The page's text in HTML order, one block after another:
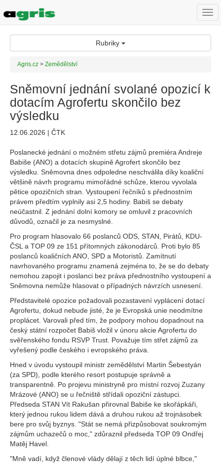
Rubriky
Agris.cz > Zemědělství
Sněmovní jednání svolané opozicí k
dotacím Agrofertu skončilo bez
výsledku
12.06.2026 | ČTK
Poslanecké jednání o možném střetu zájmů premiéra Andreje
Babiše (ANO) a dotacích skupině Agrofert skončilo bez
výsledku. Sněmovna dnes odpoledne neschválila díky koaliční
většině návrh programu mimořádné schůze, kterou vyvolala
pětice opozičních stran. Vystoupení řečníků s přednostním
právem předtím vyplnily asi 2,5 hodiny. Babiš se debaty
neúčastnil. Z jednání dolní komory se omluvil z pracovních
důvodů, označil je za nesmyslné.
Pro program hlasovalo 66 poslanců ODS, STAN, Pirátů, KDU-
ČSL a TOP 09 ze 151 přítomných zákonodárců. Proti bylo 85
poslanců koaličních ANO, SPD a Motoristů. Zamítnutí
navrhovaného programu znamená zejména to, že se do debaty
nemohou zapojit i poslanci bez práva přednostního vystoupení a
Sněmovna nemůže hlasovat o případných návrzích usnesení.
Představitelé opozice požadovali pozastavení vyplácení dotací
Agrofertu, dokud nebude jisté, že je Evropská unie neodmítne
proplácet. Varovali před tím, že podpory mohou dopadnout na
český státní rozpočet Babiš vložil v únoru akcie Agrofertu do
svěřenského fondu RSVP Trust. Považuje tím střet zájmů za
vyřešený podle českého i evropského práva.
Hned v úvodu vystoupil ministr zemědělství Martin Šebestyán
(za SPD), podle kterého resort postupuje správně a
transparentně. Po projevu ministryně pro místní rozvoj Zuzany
Mrázové (ANO) se u řečniště střídali opoziční zástupci.
Předseda STAN Vít Rakušan přirovnal Babiše ke skořápkáři,
který jednou rukou lidem dává a druhou rukou až trojnásobek
bere pro svůj byznys. "Stát se nemá přizpůsobovat soukromým
zájmům uchazečů o moc," zdůraznil předseda TOP 09 Ondřej
Matěj Havel.
"Mně vadí, když členové vlády dělají z těch lidí úplné blbce,"